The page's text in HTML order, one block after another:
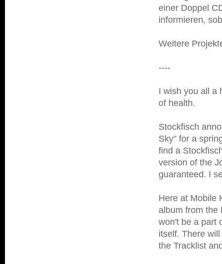
einer Doppel
informieren,
Weitere
----
I wish you all a
of health.
Stockfisch
Sky" for a
find a
version of the
guaranteed. I
Here at Mobile
album from the
won't be a part
itself. There
the Tracklist